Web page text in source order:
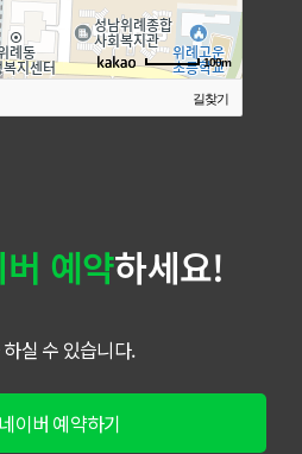
100m
길찾기
예약하세요!
실 수 있습니다.
네이버 예약하기